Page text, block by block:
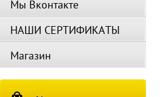
Мы Вконтакте
НАШИ СЕРТИФИКАТЫ
Магазин